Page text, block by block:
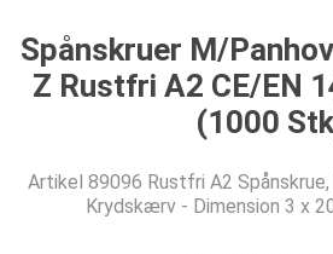
Spånskruer M/
Z Rustfri A2 CE/EN
(1000
Artikel 89096 Rustfri A2
Krydskærv - Dimension 3 x